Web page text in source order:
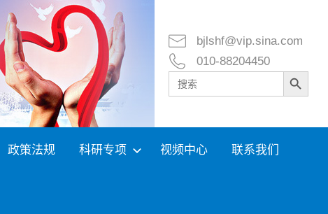
bjlshf@vip.sina.com
010-88204450
Search
for:
Search Button
政策法规 科研专项 视频中心 联系我们